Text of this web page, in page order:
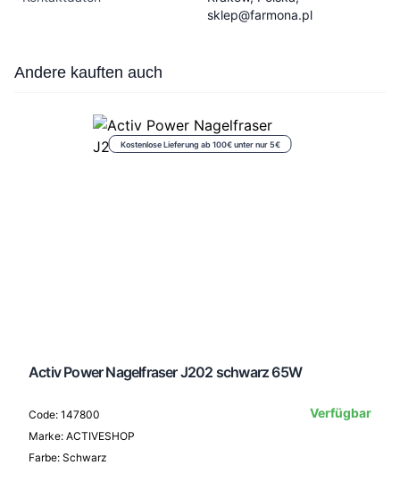
sklep@farmona.pl
Press to skip carousel
Andere kauften auch
Kostenlose Lieferung ab 100€ unter nur 5€
Activ Power Nagelfraser J202 schwarz 65W
Code: 147800
Marke: ACTIVESHOP
Farbe: Schwarz
Verfügbar